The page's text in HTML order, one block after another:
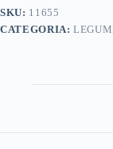
SKU: 11655
CATEGORIA: